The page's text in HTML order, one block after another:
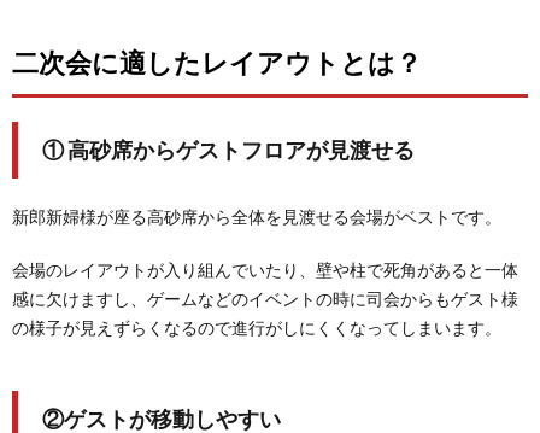
二次会に適したレイアウトとは？
① 高砂席からゲストフロアが見渡せる
新郎新婦様が座る高砂席から全体を見渡せる会場がベストです。
会場のレイアウトが入り組んでいたり、壁や柱で死角があると一体
感に欠けますし、ゲームなどのイベントの時に司会からもゲスト様
の様子が見えずらくなるので進行がしにくくなってしまいます。
②ゲストが移動しやすい